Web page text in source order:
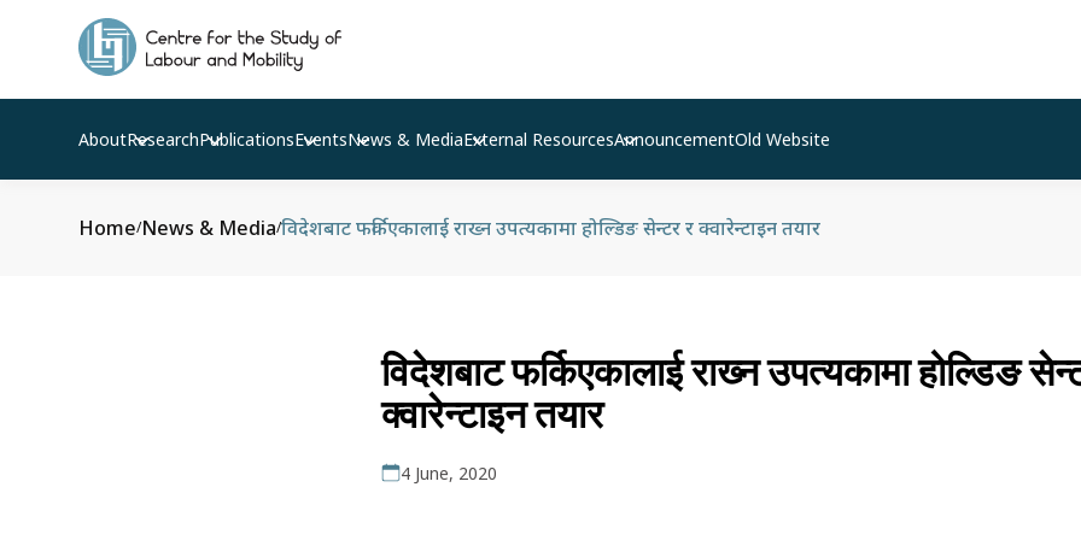
AboutResearchPublicationsEventsNews & MediaExternal ResourcesAnnouncementOld Website
Home/News & Media/विदेशबाट फर्किएकालाई राख्‍न उपत्यकामा होल्डिङ सेन्टर र क्वारेन्टाइन तयार
विदेशबाट फर्किएकालाई राख्‍न उपत्यकामा होल्डिङ
क्वारेन्टाइन तयार
4 June, 2020